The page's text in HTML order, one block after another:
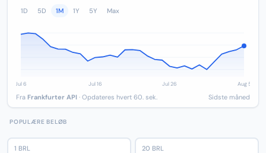
1D 5D 1M 1Y 5Y Max
Fra Frankfurter API · Opdateres hvert 60. sek. Sidste måned
POPULÆRE BELØB
1 BRL
20 BRL